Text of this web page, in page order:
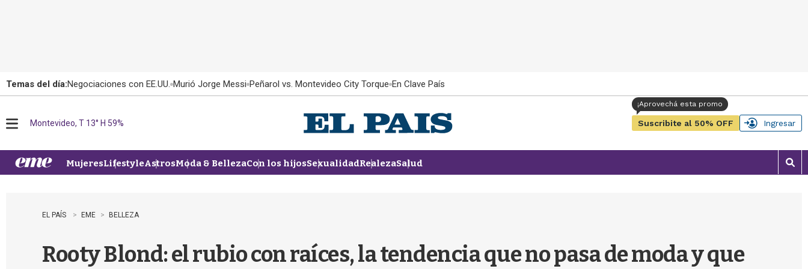
Temas del día:Negociaciones con EE.UU. Murió Jorge Messi Peñarol vs. Montevideo City Torque En Clave País
u
Montevideo, T 13° H 59% Suscribite al 50% OFF Ingresar
MujeresLifestyleAstrosModa & BellezaCon los hijosSexualidadRealezaSalud
M
o
EL PAÍS EME BELLEZA
Rooty Blond: el rubio con raíces, la tendencia que no pasa de moda y que